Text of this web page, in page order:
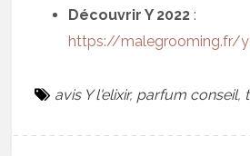
Découvrir Y 2022 :
https://malegrooming.fr/
avis Y l'elixir, parfum conseil,